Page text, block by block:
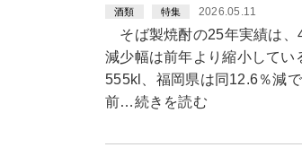
酒類 特集 2026.05.11
そば製焼酎の25年実績は、
減少幅は前年より縮小して
555kl、福岡県は同12.6％減
前…続きを読む